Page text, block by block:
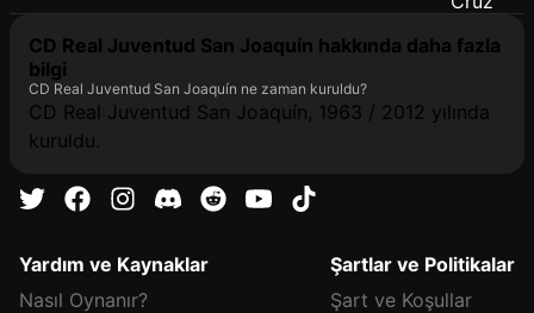
CD Real Juventud San Joaquín hakkında daha fazla
bilgi
CD Real Juventud San Joaquín ne zaman kuruldu?
CD Real Juventud San Joaquín, 1963 / 2012 yılında
kuruldu.
Yardım ve Kaynaklar
Nasıl Oynanır?
Şartlar ve Politikalar
Şart ve Koşullar